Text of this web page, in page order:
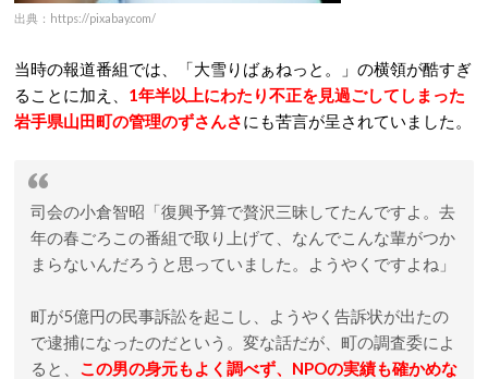
出典：https://pixabay.com/
当時の報道番組では、「大雪りばぁねっと。」の横領が酷すぎ
ることに加え、 1年半以上にわたり不正を見過ごしてしまった
岩手県山田町の管理のずさんさにも苦言が呈されていました。
司会の小倉智昭「復興予算で贅沢三昧してたんですよ。去
年の春ごろこの番組で取り上げて、なんでこんな輩がつか
まらないんだろうと思っていました。ようやくですよね」
町が5億円の民事訴訟を起こし、ようやく告訴状が出たの
で逮捕になったのだという。変な話だが、町の調査委によ
ると、 この男の身元もよく調べず、NPOの実績も確かめな